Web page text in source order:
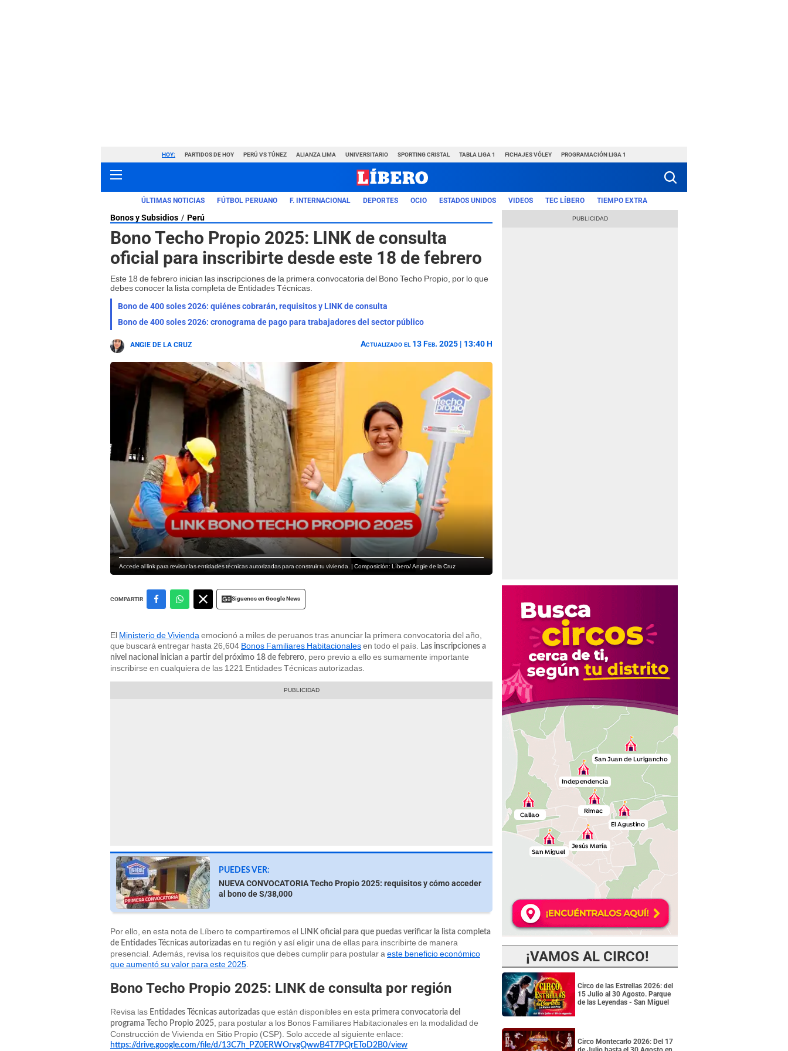
HOY: PARTIDOS DE HOY PERÚ VS TÚNEZ ALIANZA LIMA UNIVERSITARIO SPORTING CRISTAL TABLA LIGA 1 FICHAJES VÓLEY PROGRAMACIÓN LIGA 1
ÚLTIMAS NOTICIAS FÚTBOL PERUANO F. INTERNACIONAL DEPORTES OCIO ESTADOS UNIDOS VIDEOS TEC LÍBERO TIEMPO EXTRA
Bonos y Subsidios Perú
Bono Techo Propio 2025: LINK de consulta
oficial para inscribirte desde este 18 de febrero
Este 18 de febrero inician las inscripciones de la primera convocatoria del Bono Techo Propio, por lo que
debes conocer la lista completa de Entidades Técnicas.
Bono de 400 soles 2026: quiénes cobrarán, requisitos y LINK de consulta
Bono de 400 soles 2026: cronograma de pago para trabajadores del sector público
ANGIE DE LA CRUZ Actualizado el 13 Feb. 2025 | 13:40 H
Accede al link para revisar las entidades técnicas autorizadas para construir tu vivienda. | Composición: Líbero/ Angie de la Cruz
COMPARTIR Siguenos en Google News
El Ministerio de Vivienda emocionó a miles de peruanos tras anunciar la primera convocatoria del año,
que buscará entregar hasta 26,604 Bonos Familiares Habitacionalesen todo el país.
Las inscripciones a
nivel nacional inician a partir del próximo 18 de febrero , pero previo a ello es sumamente importante
inscribirse en cualquiera de las 1221 Entidades Técnicas autorizadas.
PUEDES VER:
NUEVA CONVOCATORIA Techo Propio 2025: requisitos y cómo acceder
al bono de S/38,000
Por ello, en esta nota de Líbero te compartiremos el LINK oficial para que puedas verificar la lista completa
de Entidades Técnicas autorizadas en tu región y así eligir una de ellas para inscribirte de manera
presencial. Además, revisa los requisitos que debes cumplir para postular a este beneficio económico
que aumentó su valor para este 2025
Bono Techo Propio 2025: LINK de consulta por región
Revisa las Entidades Técnicas autorizadas que están disponibles en esta primera convocatoria del
programa Techo Propio 2025, para postular a los Bonos Familiares Habitacionales en la modalidad de
Construcción de Vivienda en Sitio Propio (CSP). Solo accede al siguiente enlace:
https://drive.google.com/file/d/13C7h_PZ0ERWOrvgQwwB4T7PQrEToD2B0/view
¡VAMOS AL CIRCO!
Circo de las Estrellas 2026: del
15 Julio al 30 Agosto. Parque
de las Leyendas - San Miguel
Circo Montecarlo 2026: Del 17